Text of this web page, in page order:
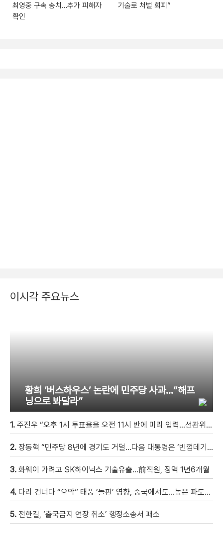
최영중 구속 송치…추가 피해자
확인
기술로 처벌 회피”
이시각 주요뉴스
황희 ‘버스하우스’ 논란에 민주당 사과…“해프
닝으로 봐달라”
1. 주진우 “오후 1시 투표율을 오전 11시 반에 미리 입력…선관위 ‘타임머신 조작‘” [현장영상]
2. 장동혁 “민주당 8년에 경기도 거덜…다음 대통령은 ‘빈껍데기’ 물려받을 것”
3. 화웨이 가려고 SK하이닉스 기술유출…前직원, 징역 1년6개월
4. 다리 건너다 “으악” 태풍 ‘돌핀’ 영향, 중국에서도…높은 파도에 휩쓸려 9세 아이 실종 [현장영상]
5. 전한길, ‘출국금지 연장 취소’ 행정소송서 패소